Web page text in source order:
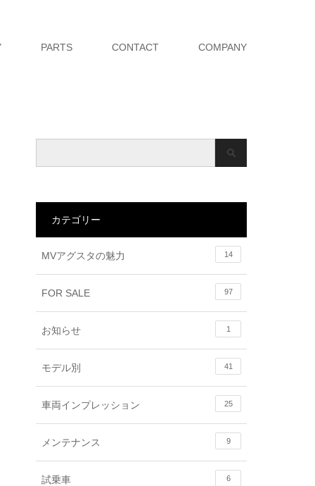
PARTS CONTACT COMPANY
カテゴリー
MVアグスタの魅力 14
FOR SALE 97
お知らせ 1
モデル別 41
車両インプレッション 25
メンテナンス 9
試乗車 6